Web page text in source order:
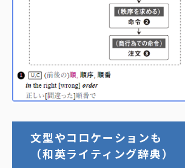
文型やコロケーションも
（和英ライティング辞典）